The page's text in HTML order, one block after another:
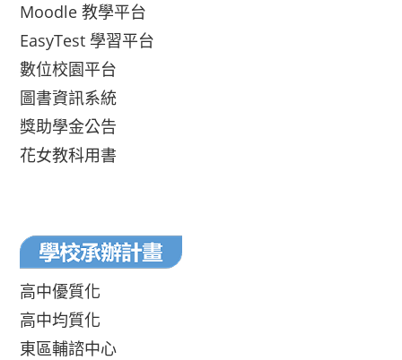
Moodle 教學平台
EasyTest 學習平台
數位校園平台
圖書資訊系統
獎助學金公告
花女教科用書
高中優質化
高中均質化
東區輔諮中心